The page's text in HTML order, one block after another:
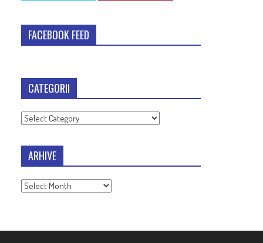
FACEBOOK FEED
CATEGORII
Categorii
ARHIVE
Arhive